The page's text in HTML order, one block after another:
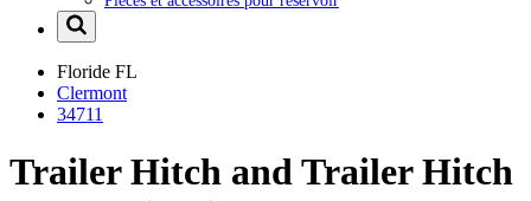
Floride FL
Clermont
34711
Trailer Hitch and Trailer Hitch